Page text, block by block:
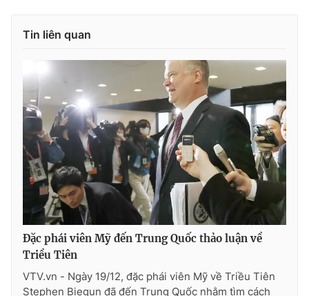
VTV Money VTV Thể thao
VTV Sức khoẻ Bất động sản
Thị trường 24h Tấm lòng Việt
VTV4 Vươn mình bằng AI
VTV9 VTV8
Liên hệ tòa soạn English
Tin liên quan
Đặc phái viên Mỹ đến Trung Quốc thảo luận về
Triều Tiên
VTV.vn - Ngày 19/12, đặc phái viên Mỹ về Triều Tiên
Stephen Biegun đã đến Trung Quốc nhằm tìm cách